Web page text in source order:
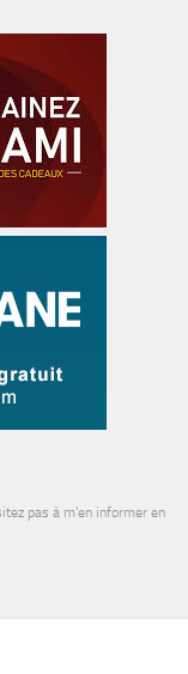
pas à m'en informer en